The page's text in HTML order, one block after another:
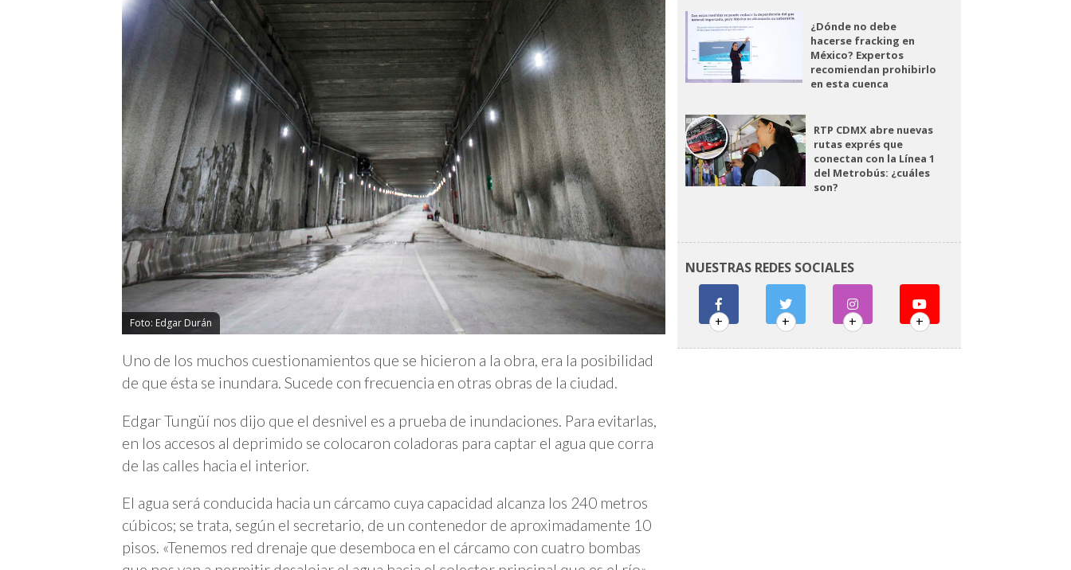
Foto: Edgar Durán
Uno de los muchos cuestionamientos que se hicieron a la obra, era la posibilidad
de que ésta se inundara. Sucede con frecuencia en otras obras de la ciudad.
Edgar Tungüí nos dijo que el desnivel es a prueba de inundaciones. Para evitarlas,
en los accesos al deprimido se colocaron coladoras para captar el agua que corra
de las calles hacia el interior.
El agua será conducida hacia un cárcamo cuya capacidad alcanza los 240 metros
cúbicos; se trata, según el secretario, de un contenedor de aproximadamente 10
pisos. «Tenemos red drenaje que desemboca en el cárcamo con cuatro bombas
¿Dónde no debe
hacerse fracking en
México? Expertos
recomiendan prohibirlo
en esta cuenca
RTP CDMX abre nuevas
rutas exprés que
conectan con la Línea 1
del Metrobús: ¿cuáles
son?
NUESTRAS REDES SOCIALES
+ + + +